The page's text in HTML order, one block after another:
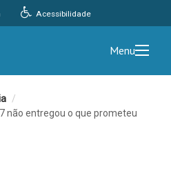
Acessibilidade
Menu
/
não entregou o que prometeu